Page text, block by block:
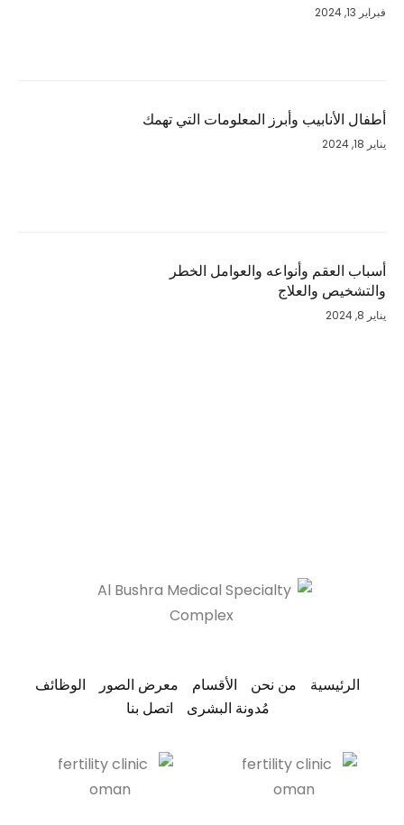
فبراير 13, 2024
أطفال الأنابيب وأبرز المعلومات التي تهمك
يناير 18, 2024
أسباب العقم وأنواعه والعوامل الخطر
والتشخيص والعلاج
يناير 8, 2024
الرئيسية من نحن الأقسام معرض الصور
الوظائف
مُدونة البشرى
اتصل بنا